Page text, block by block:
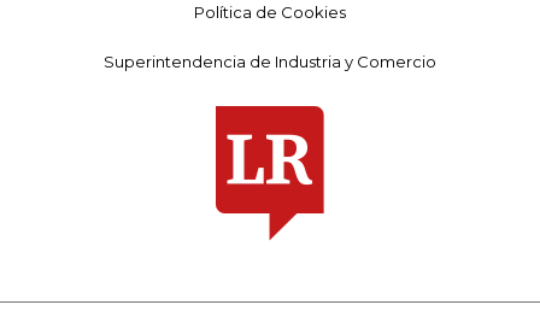
Política de Cookies
Superintendencia de Industria y Comercio